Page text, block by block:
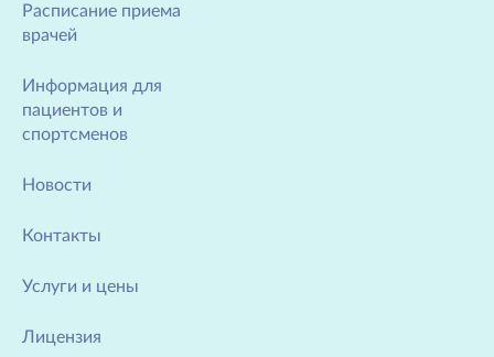
Расписание приема
врачей
Информация для
пациентов и
спортсменов
Новости
Контакты
Услуги и цены
Лицензия